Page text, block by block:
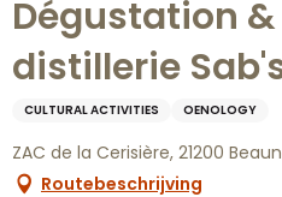
Dégustation
distillerie
CULTURAL ACTIVITIES OENOLOGY
ZAC de la Cerisière, 21200
Routebeschrijving